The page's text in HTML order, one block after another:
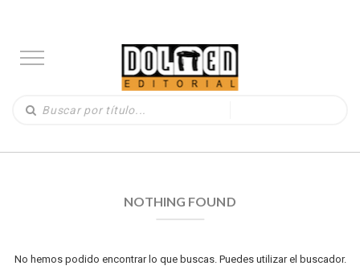
NOTHING FOUND
No hemos podido encontrar lo que buscas. Puedes utilizar el buscador.